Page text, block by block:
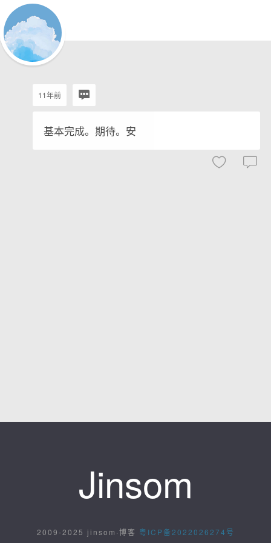
11年前
基本完成。期待。安
Jinsom
2009-2025 jinsom·博客 粤ICP备2022026274号